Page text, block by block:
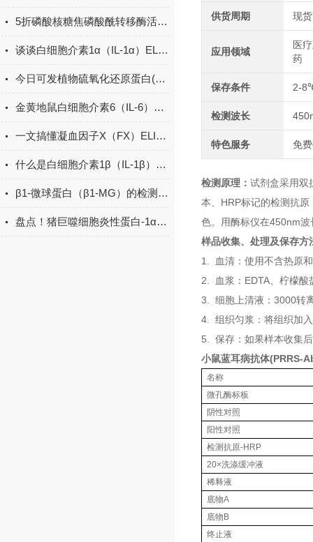
5折磷酸核糖焦磷酸酰转移酶活性检测试剂盒
谈谈白细胞介素1α（IL-1α）ELISA试剂盒的操作步骤
今日可发植物硫氧化还原蛋白(Trx)ELISA试剂盒＠科研
金黄地鼠白细胞介素6（IL-6）ELISA检测试剂盒说明书
一文搞懂凝血因子X（FX）ELISA试剂盒的特点
什么是白细胞介素1β（IL-1β）ELISA试剂盒？
β1-微球蛋白（β1-MG）的检测方法有哪些？
盘点！猪巨噬细胞炎性蛋白-1α(MIP-1α)elisa试剂盒应用详解
供货周期 现货
应用领域
医
药
保存条件 2-
检测波长
特色服务 免
检测原理： 试剂盒采用双
本、HRP标记的检测抗
色。用酶标仪在450nm
样品收集、处理及保存方
1. 血清：使用不含热原
2. 血浆：EDTA、柠檬酸
3. 细胞上清液：3000转
4. 组织匀浆：将组织加
5. 保存：如果样本收集
小鼠蓝耳病抗体(PRRS-
名称
微孔酶标板
阴性对照
阳性对照
检测抗原-HRP
20×洗涤缓冲液
稀释液
底物A
底物B
终止液